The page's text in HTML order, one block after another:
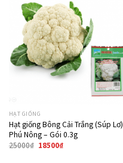
Giảm giá!
HẠT GIỐNG
Hạt giống Bông Cải Trắng (Súp Lơ)
Phú Nông – Gói 0.3g
25000₫ 18500₫